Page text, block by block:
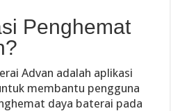
Penghemat
Advan adalah aplikasi
membantu pengguna
daya baterai pada